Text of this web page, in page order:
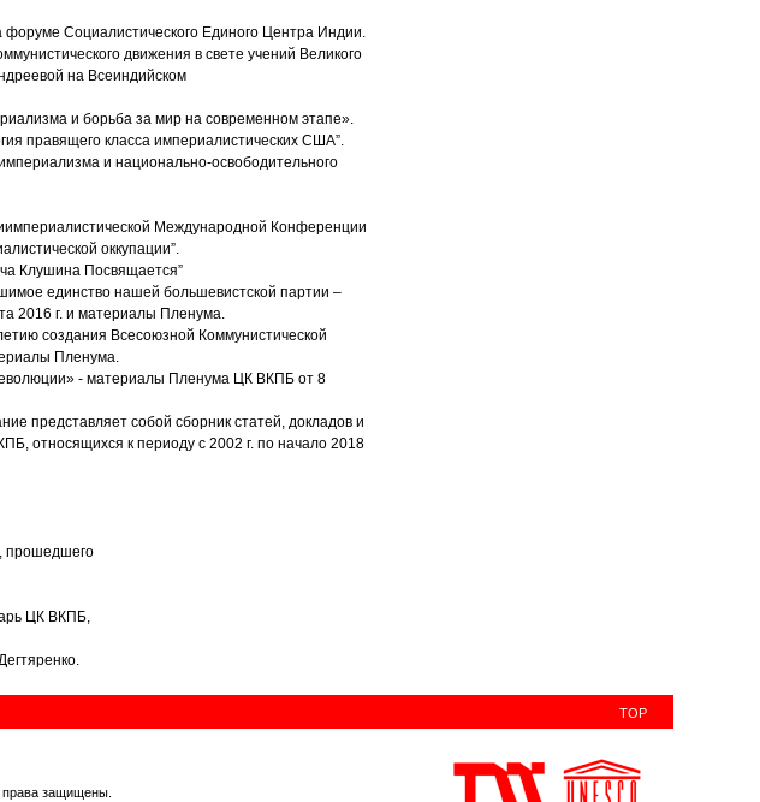
Социалистического Единого Центра Индии.
движения в свете учений Великого
на Всеиндийском
и борьба за мир на современном этапе».
правящего класса империалистических США”.
и национально-освободительного
Международной Конференции
оккупации”.
Клушина Посвящается”
единство нашей большевистской партии –
2016 г. и материалы Пленума.
создания Всесоюзной Коммунистической
Пленума.
- материалы Пленума ЦК ВКПБ от 8
представляет собой сборник статей, докладов и
относящихся к периоду с 2002 г. по начало 2018
прошедшего
ЦК ВКПБ,
TOP
защищены.